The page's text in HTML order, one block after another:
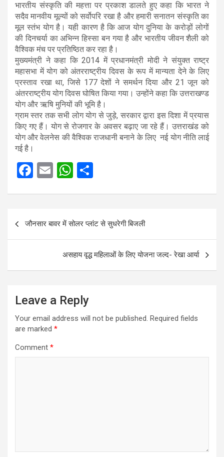
भारतीय संस्कृति की महत्ता पर प्रकाश डालते हुए कहा कि भारत ने
सदैव मानवीय मूल्यों को सर्वोपरि रखा है और हमारी सनातन संस्कृति का
मूल स्तंभ योग है। यही कारण है कि आज योग दुनिया के करोड़ों लोगों
की दिनचर्या का अभिन्न हिस्सा बन गया है और भारतीय जीवन शैली को
वैश्विक मंच पर प्रतिष्ठित कर रहा है।
मुख्यमंत्री ने कहा कि 2014 में प्रधानमंत्री मोदी ने संयुक्त राष्ट्र
महासभा में योग को अंतरराष्ट्रीय दिवस के रूप में मान्यता देने के लिए
प्रस्ताव रखा था, जिसे 177 देशों ने समर्थन दिया और 21 जून को
अंतरराष्ट्रीय योग दिवस घोषित किया गया। उन्होंने कहा कि उत्तराखण्ड
योग और ऋषि मुनियों की भूमि है।
ग्राम स्तर तक सभी लोग योग से जुड़े, सरकार द्वारा इस दिशा में प्रयास
किए गए हैं। योग से रोजगार के अवसर बढ़ाए जा रहे हैं। उत्तराखंड को
योग और वेलनेस की वैश्विक राजधानी बनाने के लिए नई योग नीति लाई
गई है।
F
b
o
k
E
W
s
A
p
p
e
Post
जौनसार बावर में सोलर प्लांट से सुधरेगी बिजली
असहाय वृद्ध महिलाओं के लिए योजना जल्द- रेखा आर्या
Leave a Reply
Your email address will not be published. Required fields
are marked *
Comment *